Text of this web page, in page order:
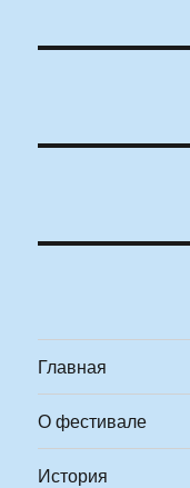
Главная
О фестивале
История